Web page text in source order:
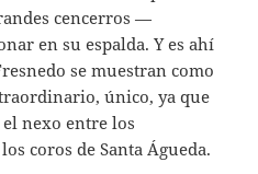
cencerros —
en su espalda. Y es ahí
se muestran como
único, ya que
nexo entre los
coros de Santa Águeda.